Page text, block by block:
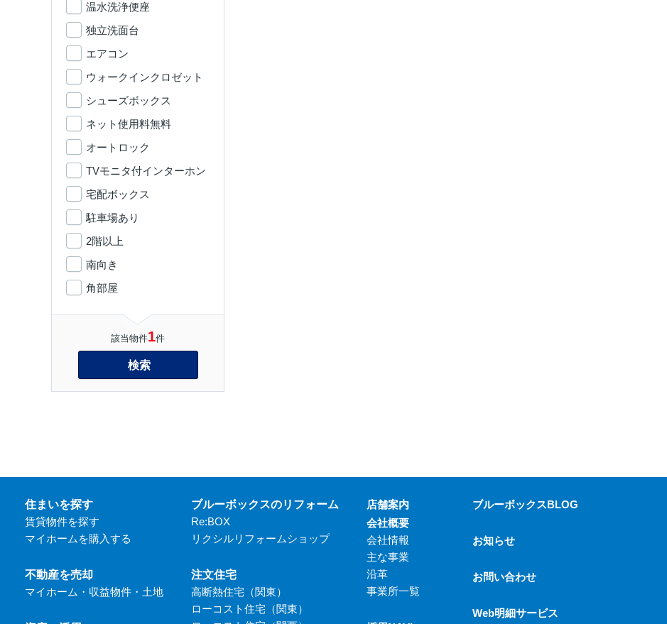
温水洗浄便座
独立洗面台
エアコン
ウォークインクロゼット
シューズボックス
ネット使用料無料
オートロック
TVモニタ付インターホン
宅配ボックス
駐車場あり
2階以上
南向き
角部屋
該当物件1件
検索
住まいを探す
賃貸物件を探す
マイホームを購入する
不動産を売却
マイホーム・収益物件・土地
ブルーボックスのリフォーム
Re:BOX
リクシルリフォームショップ
注文住宅
高断熱住宅（関東）
ローコスト住宅（関東）
店舗案内
会社概要
会社情報
主な事業
沿革
事業所一覧
ブルーボックスBLOG
お知らせ
お問い合わせ
Web明細サービス